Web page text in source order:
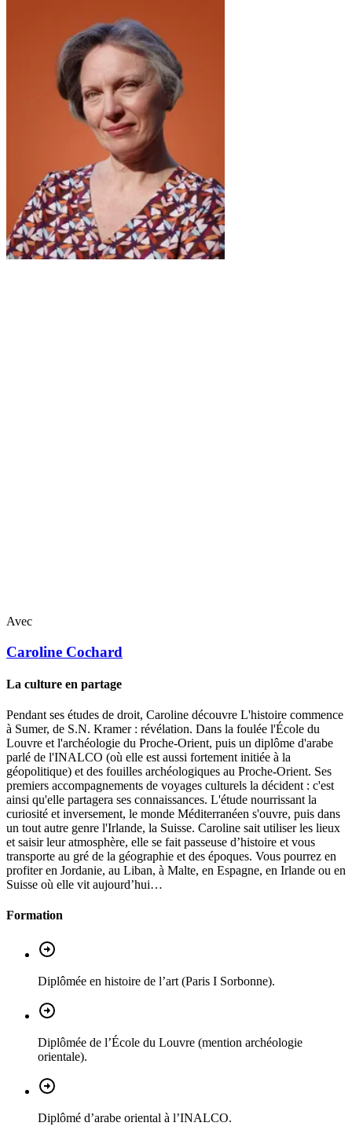
Avec
Caroline Cochard
La culture en partage
Pendant ses études de droit, Caroline découvre L'histoire commence
à Sumer, de S.N. Kramer : révélation. Dans la foulée l'École du
Louvre et l'archéologie du Proche-Orient, puis un diplôme d'arabe
parlé de l'INALCO (où elle est aussi fortement initiée à la
géopolitique) et des fouilles archéologiques au Proche-Orient. Ses
premiers accompagnements de voyages culturels la décident : c'est
ainsi qu'elle partagera ses connaissances. L'étude nourrissant la
curiosité et inversement, le monde Méditerranéen s'ouvre, puis dans
un tout autre genre l'Irlande, la Suisse. Caroline sait utiliser les lieux
et saisir leur atmosphère, elle se fait passeuse d’histoire et vous
transporte au gré de la géographie et des époques. Vous pourrez en
profiter en Jordanie, au Liban, à Malte, en Espagne, en Irlande ou en
Suisse où elle vit aujourd’hui…
Formation
Diplômée en histoire de l’art (Paris I Sorbonne).
Diplômée de l’École du Louvre (mention archéologie
orientale).
Diplômé d’arabe oriental à l’INALCO.